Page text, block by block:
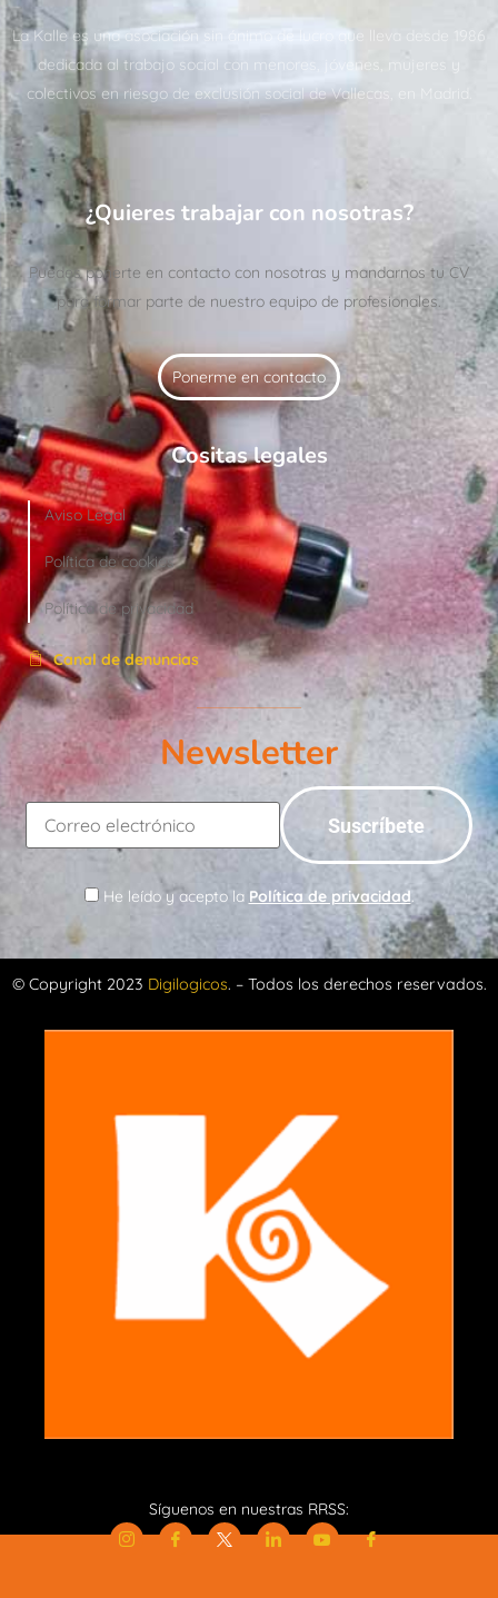
La Kalle es una asociación sin ánimo de lucro que lleva desde 1986
dedicada al trabajo social con menores, jóvenes, mujeres y
colectivos en riesgo de exclusión social de Vallecas, en Madrid.
¿Quieres trabajar con nosotras?
Puedes ponerte en contacto con nosotras y mandarnos tu CV
para formar parte de nuestro equipo de profesionales.
Ponerme en contacto
Cositas legales
Aviso Legal
Política de cookies
Política de privacidad
Canal de denuncias
Newsletter
He leído y acepto la Política de privacidad.
© Copyright 2023 Digilogicos. – Todos los derechos reservados.
Síguenos en nuestras RRSS: